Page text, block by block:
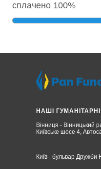
сплачено 100%
НАШІ
Київ - бульвар Дружби
Вінниця - Вінницький
Київське шосе 4,